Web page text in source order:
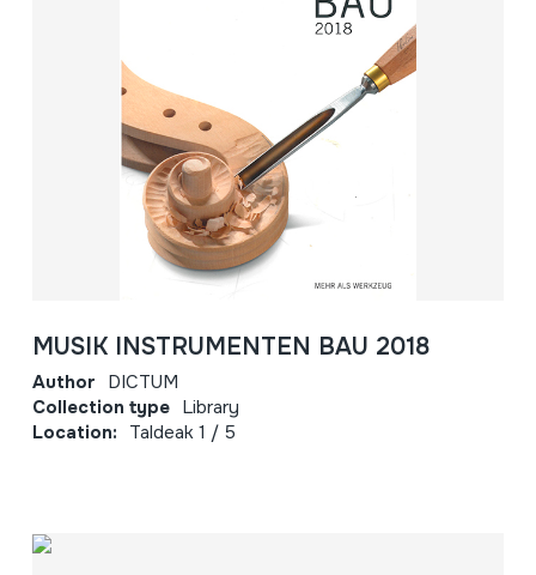
MUSIK INSTRUMENTEN BAU 2018
Author DICTUM
Collection type Library
Location: Taldeak 1 / 5